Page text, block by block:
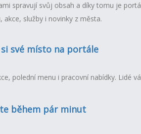
spravují svůj obsah a díky tomu je
akce, služby i novinky z města.
své místo na portále
polední menu i pracovní nabídky. Lidé
během pár minut